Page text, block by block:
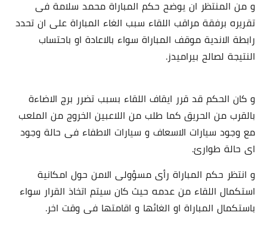
و من المنتظر ان يوضح حكم المباراة محمد سلامة فى
تقريره برفقة مراقب اللقاء سبب الغاء المباراة على ان تحدد
رابطة الاندية موقف المباراة سواء بالاعادة او باحتساب
النتيجة لصالح بيراميدز.
و كان الحكم قد قرر ايقاف اللقاء بسبب تضرر برج الاضاءة
بالقرب من الحريق كما طلب من اللاعبين الخروج من الملعب
مع وجود سيارات الاسعاف و سيارات الاطفاء فى حالة وجود
اى حالة طوارئ.
و انتظر حكم المباراة رأى مسؤولى الامن حول امكانية
استكمال اللقاء من عدمه حيث كان سيتم اتخاذ القرار سواء
باستكمال المباراة او الغائها و اقامتها فى وقت اخر.